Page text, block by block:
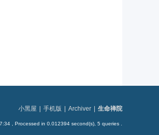
小黑屋 手机版 Archiver 生命禅院
, Processed in 0.012394 second(s), 5 queries .